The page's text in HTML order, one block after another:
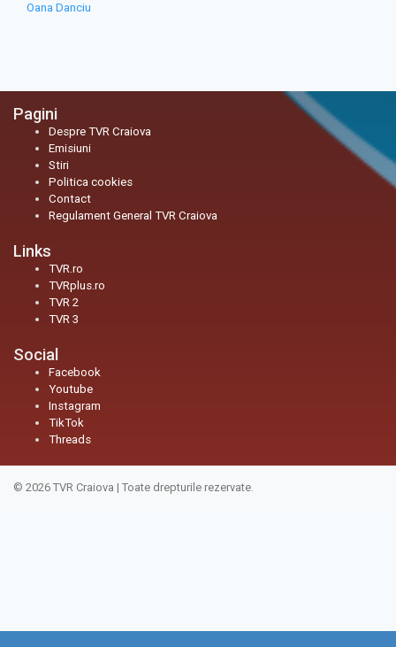
Oana Danciu
Pagini
Despre TVR Craiova
Emisiuni
Stiri
Politica cookies
Contact
Regulament General TVR Craiova
Links
TVR.ro
TVRplus.ro
TVR 2
TVR 3
Social
Facebook
Youtube
Instagram
TikTok
Threads
© 2026 TVR Craiova | Toate drepturile rezervate.